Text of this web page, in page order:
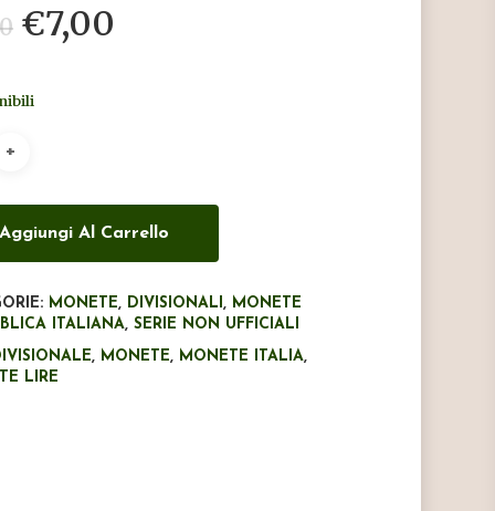
Il
prezzo
originale
€7,00
Aggiungi Al Carrello
MONETE, DIVISIONALI, MONETE
ITALIANA,SERIE NON UFFICIALI
, MONETE, MONETE ITALIA,
LIRE